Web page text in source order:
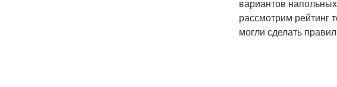
вариантов
рассмотрим рейтинг
могли сделать